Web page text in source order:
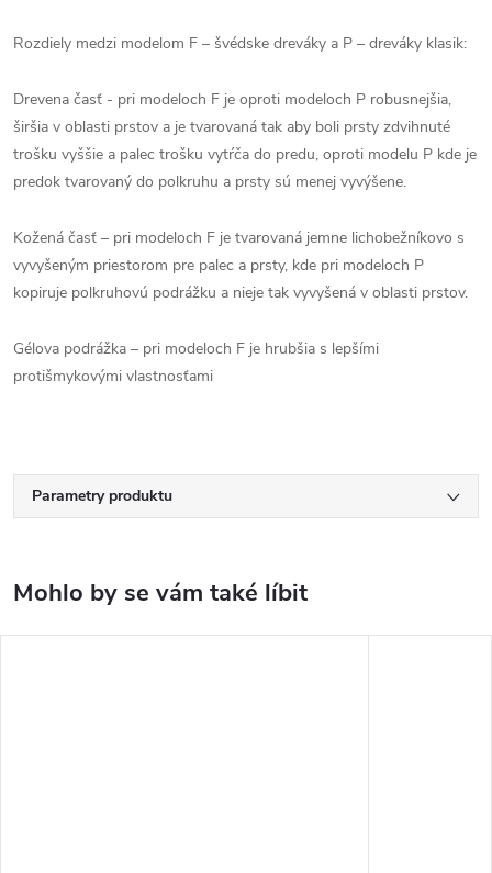
Rozdiely medzi modelom F – švédske dreváky a P – dreváky klasik:
Drevena časť - pri modeloch F je oproti modeloch P robusnejšia,
širšia v oblasti prstov a je tvarovaná tak aby boli prsty zdvihnuté
trošku vyššie a palec trošku vytŕča do predu, oproti modelu P kde je
predok tvarovaný do polkruhu a prsty sú menej vyvýšene.
Kožená časť – pri modeloch F je tvarovaná jemne lichobežníkovo s
vyvyšeným priestorom pre palec a prsty, kde pri modeloch P
kopiruje polkruhovú podrážku a nieje tak vyvyšená v oblasti prstov.
Gélova podrážka – pri modeloch F je hrubšia s lepšími
protišmykovými vlastnosťami
Parametry produktu